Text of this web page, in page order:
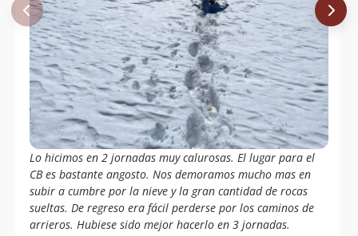
Lo hicimos en 2 jornadas muy calurosas. El lugar para el
CB es bastante angosto. Nos demoramos mucho mas en
subir a cumbre por la nieve y la gran cantidad de rocas
sueltas. De regreso era fácil perderse por los caminos de
arrieros. Hubiese sido mejor hacerlo en 3 jornadas.